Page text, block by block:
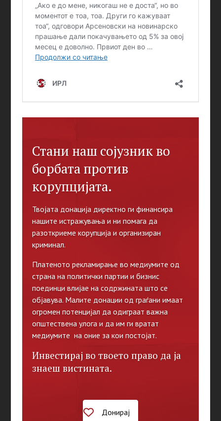
Стани наш сојузник во
борбата против
корупцијата.
Твојата донација директно ги финансира
нашите истражувања и ни помага да
разоткриеме корупција и организиран
криминал.
Платеното рекламирање во медиумите од
страна на политички партии и бизнис
поединци влијае на содржината што се
објавува. Малите донации од граѓани имаат
огромен потенцијал да одиграат важна
општествена улога и да им ги вратат
медиумите на оние за кои постојат.
Инвестирај во твоето право да ја
знаеш вистината.
Донирај